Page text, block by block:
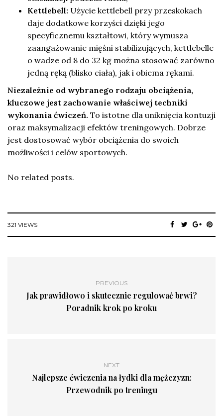
Kettlebell: Użycie kettlebell przy przeskokach
daje dodatkowe korzyści dzięki jego
specyficznemu kształtowi, który wymusza
zaangażowanie mięśni stabilizujących, kettlebelle
o wadze od 8 do 32 kg można stosować zarówno
jedną ręką (blisko ciała), jak i obiema rękami.
Niezależnie od wybranego rodzaju obciążenia,
kluczowe jest zachowanie właściwej techniki
wykonania ćwiczeń. To istotne dla uniknięcia kontuzji
oraz maksymalizacji efektów treningowych. Dobrze
jest dostosować wybór obciążenia do swoich
możliwości i celów sportowych.
No related posts.
321 VIEWS
PREVIOUS
Jak prawidłowo i skutecznie regulować brwi?
Poradnik krok po kroku
NEXT
Najlepsze ćwiczenia na łydki dla mężczyzn:
Przewodnik po treningu